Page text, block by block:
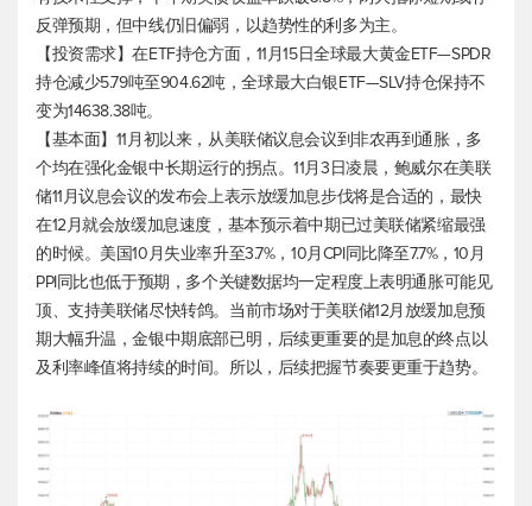
反弹预期，但中线仍旧偏弱，以趋势性的利多为主。
【投资需求】在ETF持仓方面，11月15日全球最大黄金ETF—SPDR
持仓减少5.79吨至904.62吨，全球最大白银ETF—SLV持仓保持不
变为14638.38吨。
【基本面】11月初以来，从美联储议息会议到非农再到通胀，多
个均在强化金银中长期运行的拐点。11月3日凌晨，鲍威尔在美联
储11月议息会议的发布会上表示放缓加息步伐将是合适的，最快
在12月就会放缓加息速度，基本预示着中期已过美联储紧缩最强
的时候。美国10月失业率升至3.7%，10月CPI同比降至7.7%，10月
PPI同比也低于预期，多个关键数据均一定程度上表明通胀可能见
顶、支持美联储尽快转鸽。当前市场对于美联储12月放缓加息预
期大幅升温，金银中期底部已明，后续更重要的是加息的终点以
及利率峰值将持续的时间。所以，后续把握节奏要更重于趋势。